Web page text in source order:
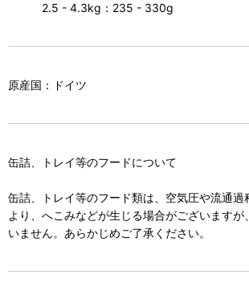
2.5 - 4.3kg：235 - 330g
原産国：ドイツ
缶詰、トレイ等のフードについて
缶詰、トレイ等のフード類は、空気圧や流通過
より、へこみなどが生じる場合がございます
いません。あらかじめご了承ください。